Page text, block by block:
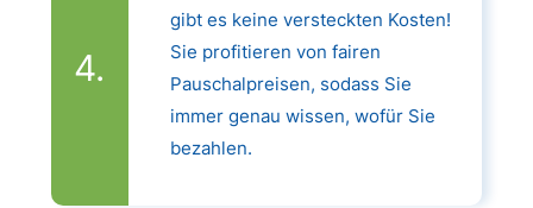
gibt es keine versteckten Kosten!
Sie profitieren von fairen
Pauschalpreisen, sodass Sie
immer genau wissen, wofür Sie
bezahlen.